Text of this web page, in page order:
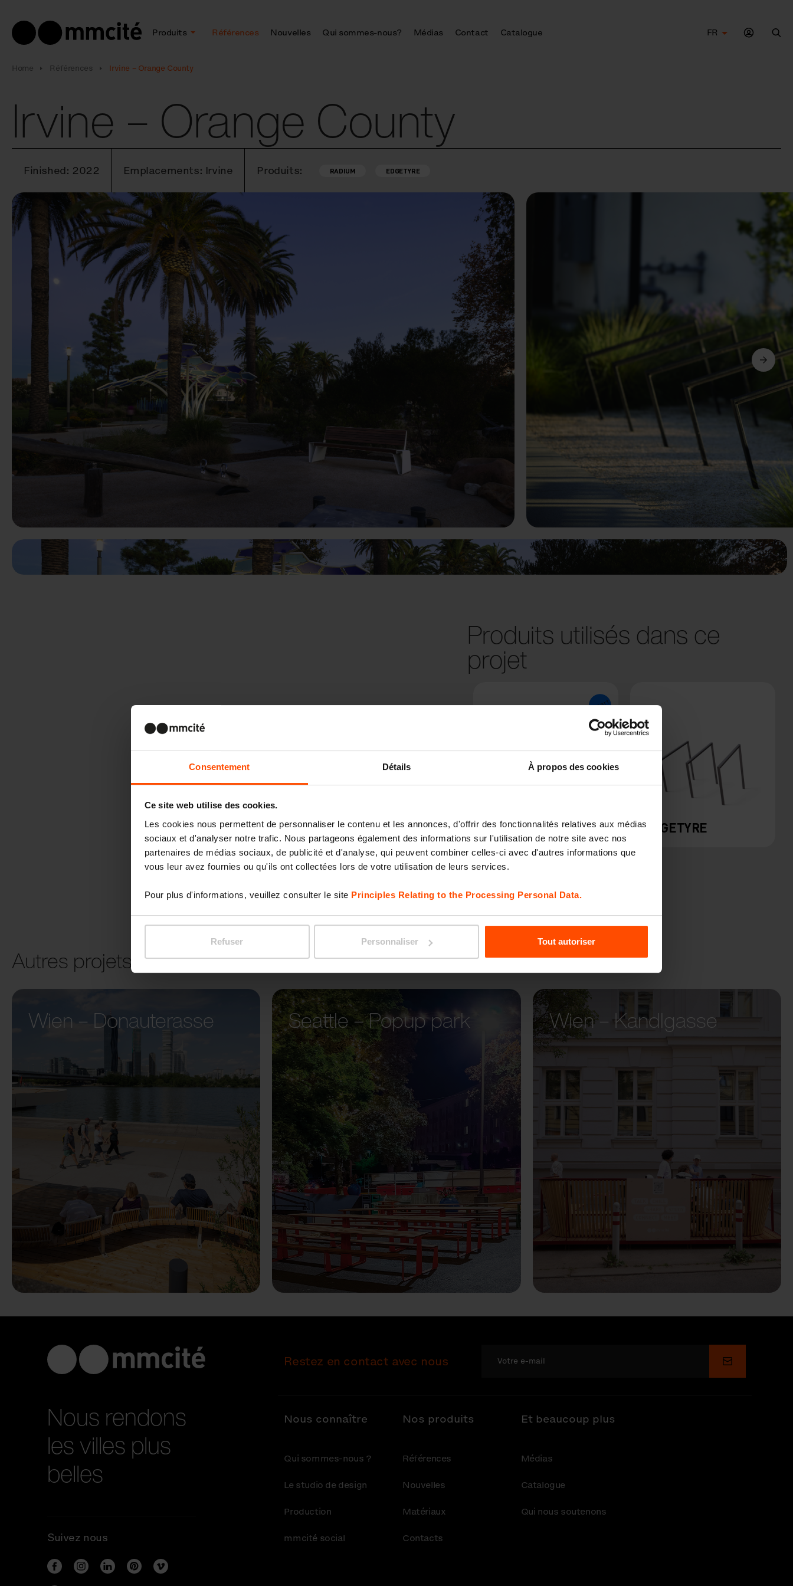
Consentement Détails À propos des cookies
Ce site web utilise des cookies.
Les cookies nous permettent de personnaliser le contenu et les annonces, d'offrir des fonctionnalités relatives aux médias
sociaux et d'analyser notre trafic. Nous partageons également des informations sur l'utilisation de notre site avec nos
partenaires de médias sociaux, de publicité et d'analyse, qui peuvent combiner celles-ci avec d'autres informations que
vous leur avez fournies ou qu'ils ont collectées lors de votre utilisation de leurs services.
Pour plus d'informations, veuillez consulter le site Principles Relating to the Processing Personal Data.
Refuser Personnaliser Tout autoriser
Produits Références Nouvelles Qui sommes-nous? Médias Contact Catalogue
FR
Home Références Irvine – Orange County
Irvine – Orange County
Finished: 2022 Emplacements: Irvine Produits: RADIUM EDGETYRE
Précédent Suivant
Produits utilisés dans ce
projet
RADIUM EDGETYRE
Autres projets
Wien – Donauterasse
Seattle – Popup park Wien – Kandlgasse
Nous rendons
les villes plus
belles
Suivez nous
Restez en contact avec nous Soumettre
Nous connaître
Qui sommes-nous ?
Le studio de design
Production
mmcité social
Nos produits
Références
Nouvelles
Matériaux
Contacts
Et beaucoup plus
Médias
Catalogue
Qui nous soutenons